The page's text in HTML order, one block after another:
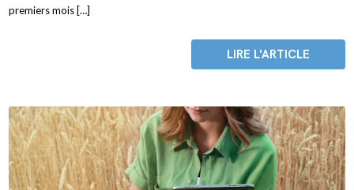
premiers mois […]
LIRE L'ARTICLE